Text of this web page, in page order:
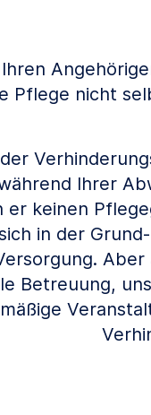
Pflege nicht
Ihrer
er keinen
in der
Betreuung,